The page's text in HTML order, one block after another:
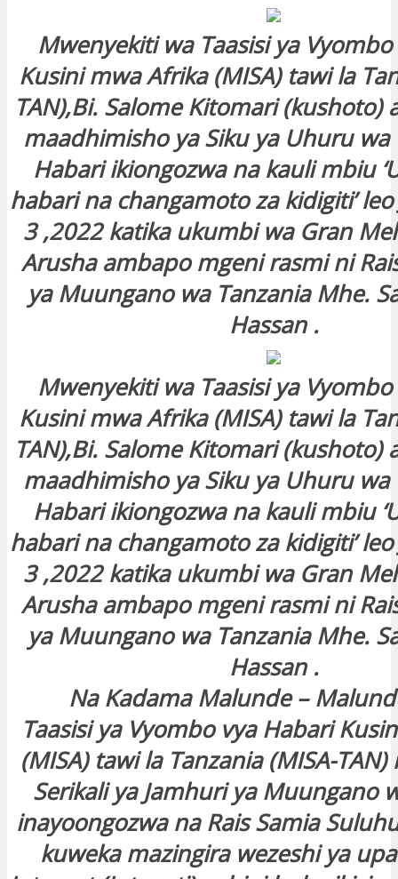
Mwenyekiti wa Taasisi ya
Kusini mwa Afrika (MISA) tawi la
TAN),Bi. Salome Kitomari (kushoto)
maadhimisho ya Siku ya Uhuru wa
Habari ikiongozwa na kauli mbiu
habari na changamoto za kidigiti’
3 ,2022 katika ukumbi wa Gran
Arusha ambapo mgeni rasmi ni
ya Muungano wa Tanzania Mhe.
Hassan .
Mwenyekiti wa Taasisi ya
Kusini mwa Afrika (MISA) tawi la
TAN),Bi. Salome Kitomari (kushoto)
maadhimisho ya Siku ya Uhuru wa
Habari ikiongozwa na kauli mbiu
habari na changamoto za kidigiti’
3 ,2022 katika ukumbi wa Gran
Arusha ambapo mgeni rasmi ni
ya Muungano wa Tanzania Mhe.
Hassan .
Na Kadama Malunde –
Taasisi ya Vyombo vya Habari
(MISA) tawi la Tanzania (MISA-
Serikali ya Jamhuri ya Muungano
inayoongozwa na Rais Samia
kuweka mazingira wezeshi ya